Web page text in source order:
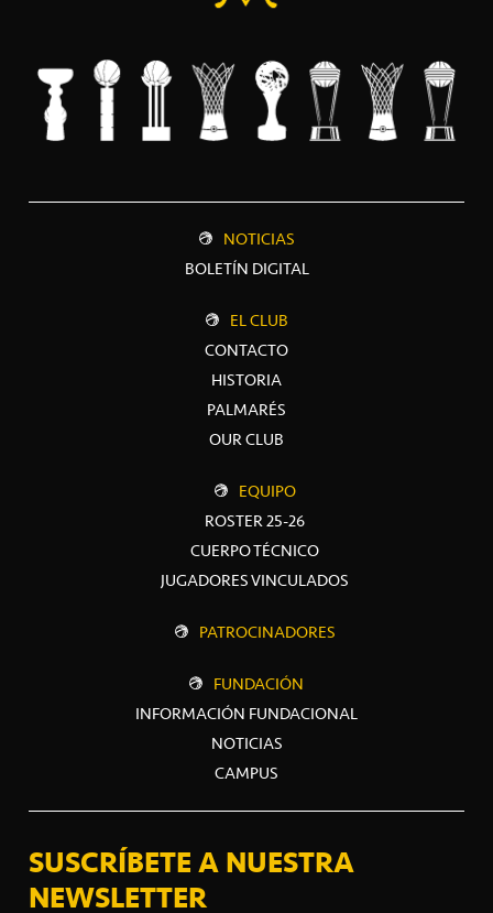
NOTICIAS
BOLETÍN DIGITAL
EL CLUB
CONTACTO
HISTORIA
PALMARÉS
OUR CLUB
EQUIPO
ROSTER 25-26
CUERPO TÉCNICO
JUGADORES VINCULADOS
PATROCINADORES
FUNDACIÓN
INFORMACIÓN FUNDACIONAL
NOTICIAS
CAMPUS
SUSCRÍBETE A NUESTRA
NEWSLETTER